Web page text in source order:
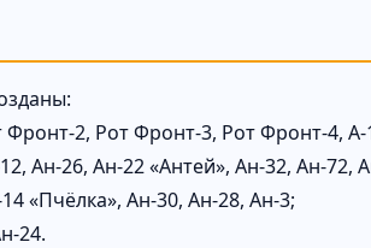
2, Рот Фронт-3, Рот Фронт-4, А-
Ан-26, Ан-22 «Антей», Ан-32, Ан-72,
«Пчёлка», Ан-30, Ан-28, Ан-3;
24.